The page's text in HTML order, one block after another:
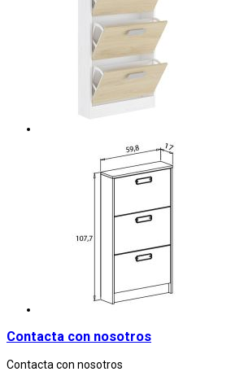
Contacta con nosotros
Contacta con nosotros